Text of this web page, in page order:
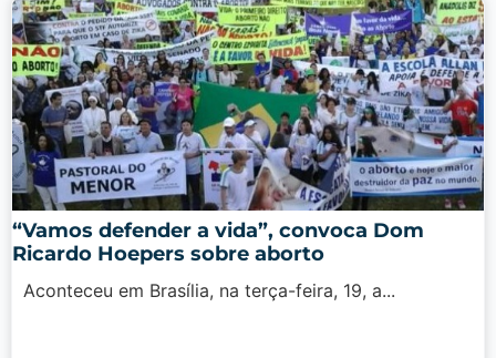
“Vamos defender a vida”, convoca Dom
Ricardo Hoepers sobre aborto
Aconteceu em Brasília, na terça-feira, 19, a...